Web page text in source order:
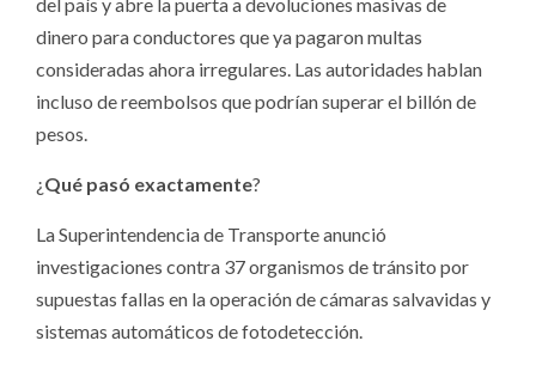
dinero para conductores que ya pagaron multas
consideradas ahora irregulares. Las autoridades hablan
incluso de reembolsos que podrían superar el billón de
pesos.
¿Qué pasó exactamente?
La Superintendencia de Transporte anunció
investigaciones contra 37 organismos de tránsito por
supuestas fallas en la operación de cámaras salvavidas y
sistemas automáticos de fotodetección.